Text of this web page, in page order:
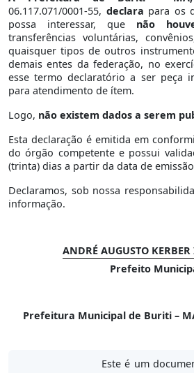
06.117.071/0001-55, declara para os
possa interessar, que não
transferências voluntárias,
quaisquer tipos de outros
demais entes da federação, no
esse termo declaratório a ser peça
para atendimento de ítem.
Logo, não existem dados a serem
Esta declaração é emitida em
do órgão competente e possui
(trinta) dias a partir da data de
Declaramos, sob nossa
informação.
ANDRÉ AUGUSTO
Prefeito
Prefeitura Municipal de Buriti –
Este é um